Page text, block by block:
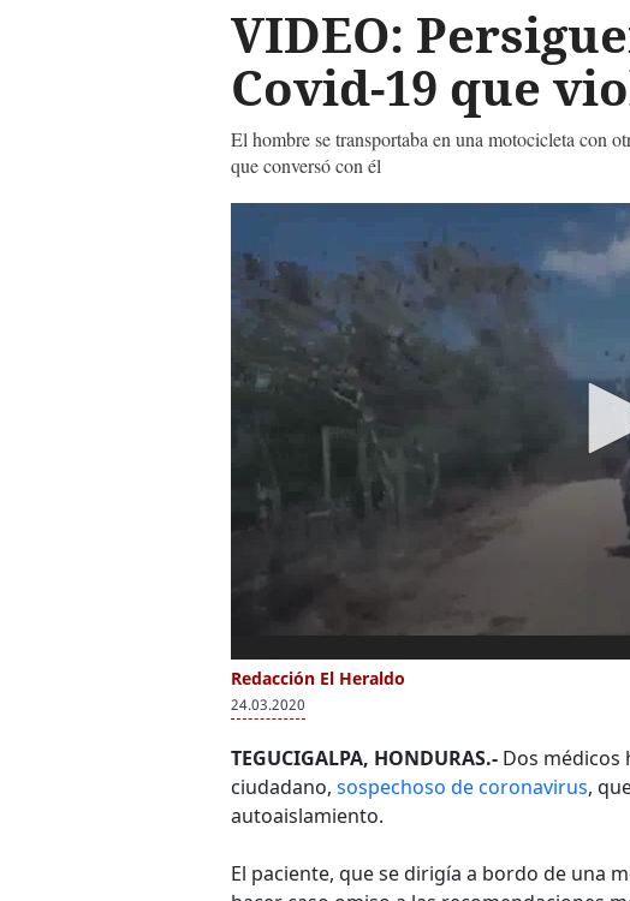
VIDEO:
Covid-19 que
El hombre se transportaba en una motocicleta con
que conversó con él
of
minutes,
Volume
Redacción El Heraldo
24.03.2020
TEGUCIGALPA, HONDURAS.- Dos médicos
ciudadano, sospechoso de coronavirus,
autoaislamiento.
El paciente, que se dirigía a bordo de una